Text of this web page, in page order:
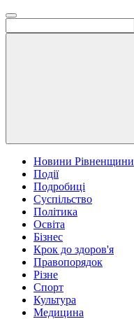
Новини Рівненщини
Події
Подробиці
Суспільство
Політика
Освіта
Бізнес
Крок до здоров'я
Правопорядок
Різне
Спорт
Культура
Медицина